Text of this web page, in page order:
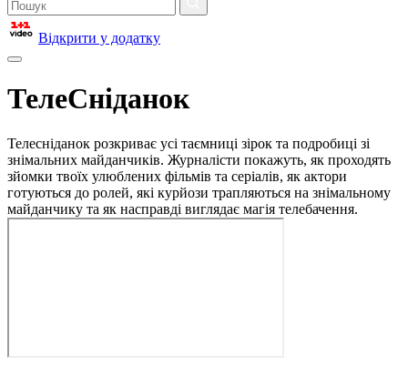
Відкрити у додатку
ТелеСніданок
Телесніданок розкриває усі таємниці зірок та подробиці зі
знімальних майданчиків. Журналісти покажуть, як проходять
зйомки твоїх улюблених фільмів та серіалів, як актори
готуються до ролей, які курйози трапляються на знімальному
майданчику та як насправді виглядає магія телебачення.